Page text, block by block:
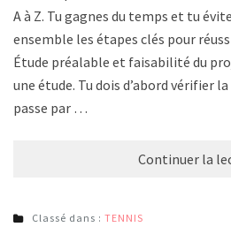
A à Z. Tu gagnes du temps et tu
ensemble les étapes clés pour
Étude préalable et faisabilité du
une étude. Tu dois d’abord vérifier
passe par …
Continuer la
Classé dans : TENNIS